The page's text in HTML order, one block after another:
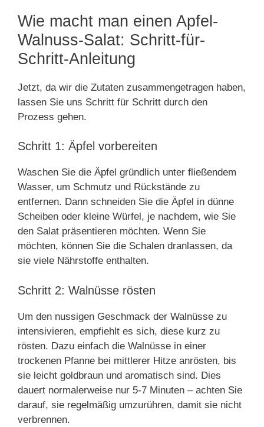
Wie macht man einen Apfel-
Walnuss-Salat: Schritt-für-
Schritt-Anleitung
Jetzt, da wir die Zutaten zusammengetragen haben,
lassen Sie uns Schritt für Schritt durch den
Prozess gehen.
Schritt 1: Äpfel vorbereiten
Waschen Sie die Äpfel gründlich unter fließendem
Wasser, um Schmutz und Rückstände zu
entfernen. Dann schneiden Sie die Äpfel in dünne
Scheiben oder kleine Würfel, je nachdem, wie Sie
den Salat präsentieren möchten. Wenn Sie
möchten, können Sie die Schalen dranlassen, da
sie viele Nährstoffe enthalten.
Schritt 2: Walnüsse rösten
Um den nussigen Geschmack der Walnüsse zu
intensivieren, empfiehlt es sich, diese kurz zu
rösten. Dazu einfach die Walnüsse in einer
trockenen Pfanne bei mittlerer Hitze anrösten, bis
sie leicht goldbraun und aromatisch sind. Dies
dauert normalerweise nur 5-7 Minuten – achten Sie
darauf, sie regelmäßig umzurühren, damit sie nicht
verbrennen.